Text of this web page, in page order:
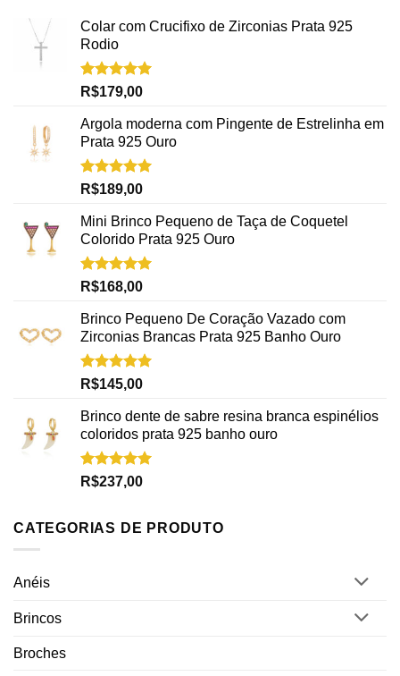
Colar com Crucifixo de Zirconias Prata 925
Rodio
Avaliação
R$179,00
Argola moderna com Pingente de Estrelinha em
Prata 925 Ouro
Avaliação
R$189,00
Mini Brinco Pequeno de Taça de Coquetel
Colorido Prata 925 Ouro
Avaliação
R$168,00
Brinco Pequeno De Coração Vazado com
Zirconias Brancas Prata 925 Banho Ouro
Avaliação
R$145,00
Brinco dente de sabre resina branca espinélios
coloridos prata 925 banho ouro
Avaliação
R$237,00
CATEGORIAS DE PRODUTO
Anéis
Brincos
Broches